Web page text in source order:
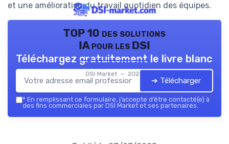
et une amélioration du travail quotidien des équipes.
TOP 10 des solutions
IA pour les DSI
DSI Market — 2026
Téléchargez gratuitement le livre blanc
➔ Télécharger
* En remplissant ce formulaire, j’accepte d’être contacté(e) à
des fins commerciales par DSI Market et ses partenaires.